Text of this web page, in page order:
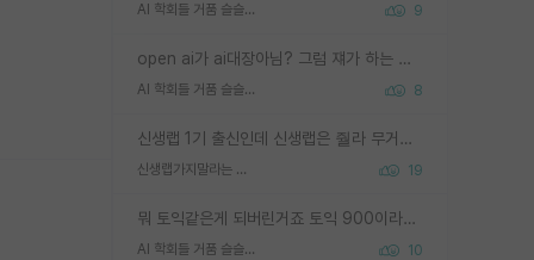
AI 학회들 거품 슬슬 지적이 나오네요 9
open ai가 ai대장아님? 그럼 쟤가 하는 말이 다 맞겠네
AI 학회들 거품 슬슬 지적이 나오네요 8
신생랩 1기 출신인데 신생랩은 줠라 무거운 바벨 같은거임. 들면 대박인데 못들면 깔려 죽음. 아무도 알려주지 않는 환경에서 자생해야하지만, 일단 살아남았다면 그 어떤 사람보다 악착같고 생존력 높은 사람으로 거듭날 수 있음
신생랩가지말라는 이유가 있었구나 19
뭐 토익같은게 되버린거죠 토익 900이라고 영어잘하는건 아닙니다만 잘하는사람은 다 900을 넘는 그런
AI 학회들 거품 슬슬 지적이 나오네요 10